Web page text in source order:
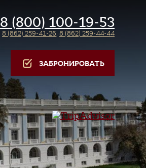
8 (800) 100-19-53
8 (862) 259-41-26, 8 (862) 259-44-44
ЗАБРОНИРОВАТЬ